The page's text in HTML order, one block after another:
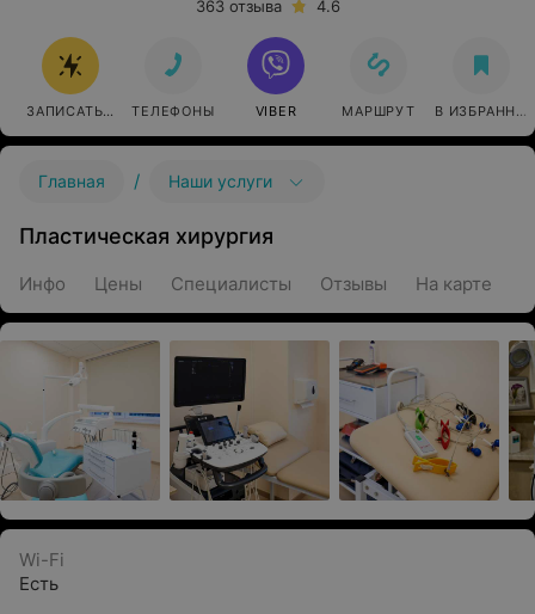
363 отзыва
4.6
ЗАПИСАТЬСЯ ОНЛАЙН
ТЕЛЕФОНЫ VIBER МАРШРУТ В ИЗБРАННОЕ
Главная / Наши услуги
Пластическая хирургия
Инфо Цены Специалисты Отзывы На карте
Wi-Fi
Есть